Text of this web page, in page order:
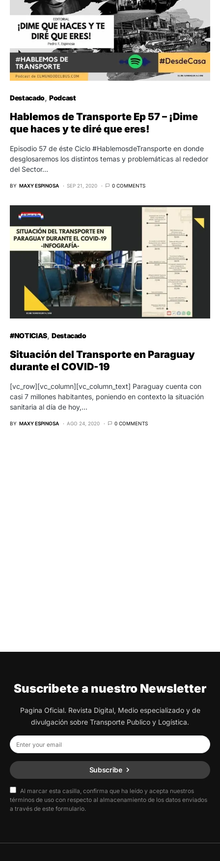
Destacado Podcast
Hablemos de Transporte Ep 57 – ¡Dime
que haces y te diré que eres!
Episodio 57 de éste Ciclo #HablemosdeTransporte en donde
desglosaremos los distintos temas y problemáticas al rededor
del Sector…
BY MAXY ESPINOSA SEP 21, 2020 0 COMMENTS
#NOTICIAS Destacado
Situación del Transporte en Paraguay
durante el COVID-19
[vc_row][vc_column][vc_column_text] Paraguay cuenta con
casi 7 millones habitantes, poniendo en contexto la situación
sanitaria al día de hoy,…
BY MAXY ESPINOSA AGO 24, 2020 0 COMMENTS
Suscribete a nuestro Newsletter
Pagina Oficial. Revista Digital, Medio especializado y de
divulgación sobre Transporte Publico y Logística.
Subscribe
Al marcar esta casilla, confirma que ha leído y acepta nuestros
términos de uso con respecto al almacenamiento de los datos enviados
a través de este formulario.